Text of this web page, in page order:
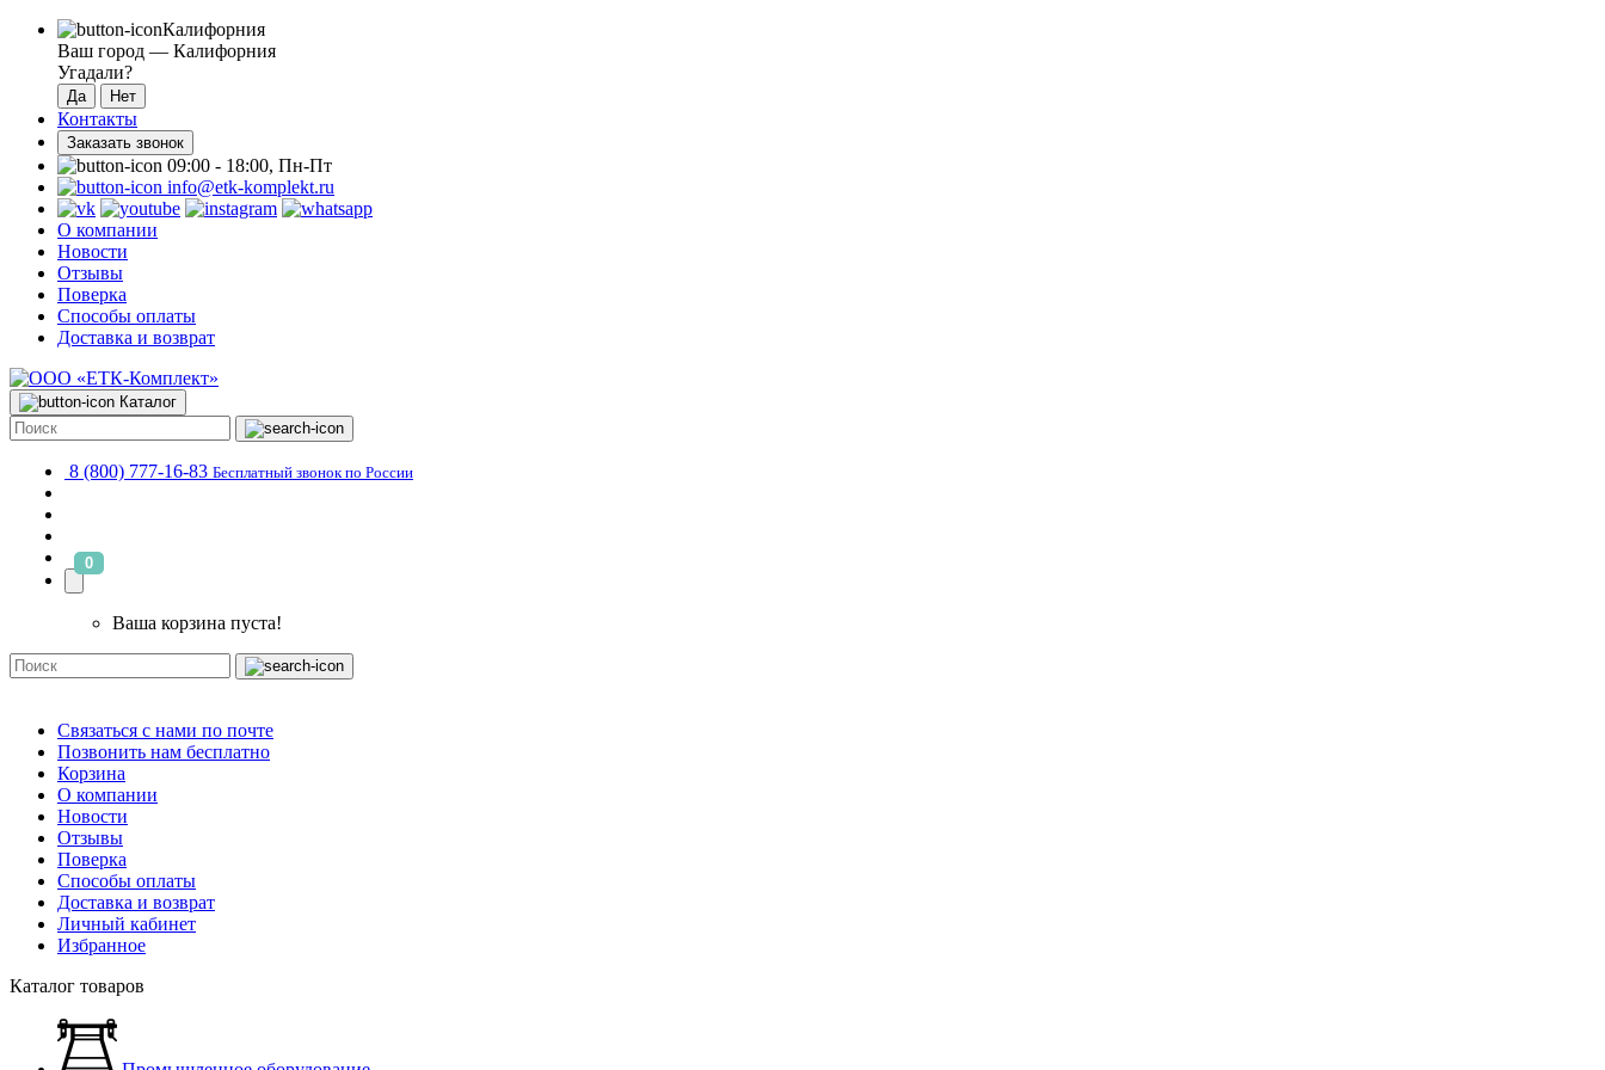
Калифорния
Ваш город — Калифорния
Угадали?
Контакты
Заказать звонок
09:00 - 18:00, Пн-Пт
info@etk-komplekt.ru
О компании
Новости
Отзывы
Поверка
Способы оплаты
Доставка и возврат
Каталог
8 (800) 777-16-83 Бесплатный звонок по России
0
Ваша корзина пуста!
Связаться с нами по почте
Позвонить нам бесплатно
Корзина
О компании
Новости
Отзывы
Поверка
Способы оплаты
Доставка и возврат
Личный кабинет
Избранное
Каталог товаров